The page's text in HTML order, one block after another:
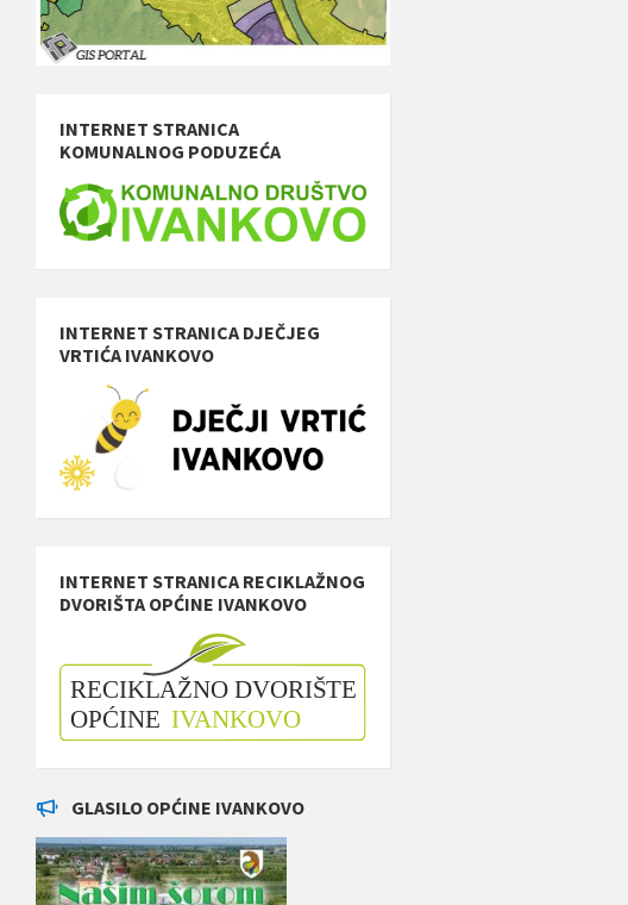
INTERNET STRANICA
KOMUNALNOG PODUZEĆA
INTERNET STRANICA DJEČJEG
VRTIĆA IVANKOVO
INTERNET STRANICA RECIKLAŽNOG
DVORIŠTA OPĆINE IVANKOVO
GLASILO OPĆINE IVANKOVO